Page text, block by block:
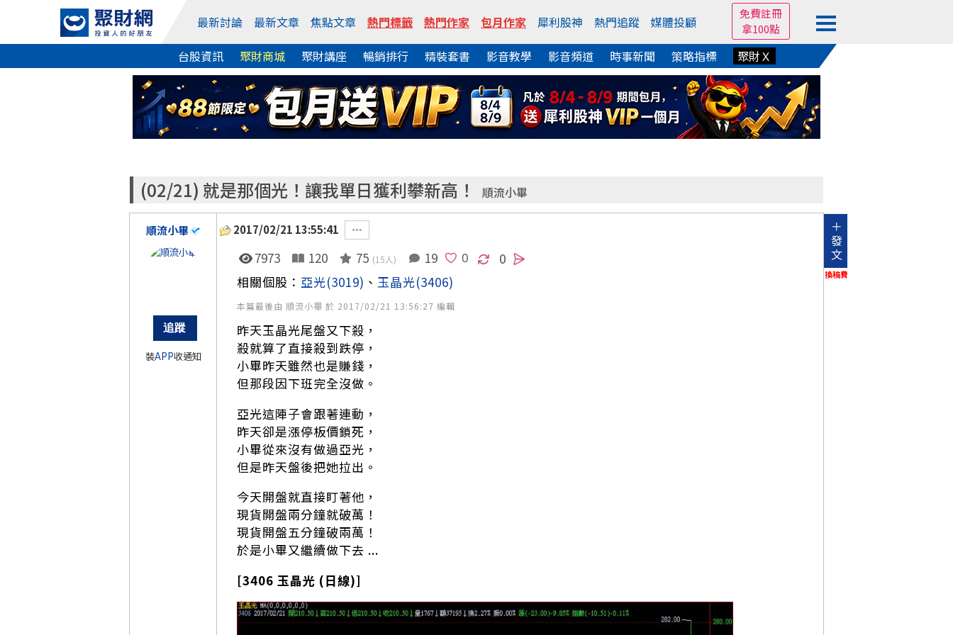
最新討論 最新文章 焦點文章 熱門標籤 熱門作家 包月作家 犀利股神 熱門追蹤 媒體投顧
免費註冊
拿100點
台股資訊 聚財商城 聚財講座 暢銷排行 精裝套書 影音教學 影音頻道 時事新聞 策略指標 聚財Ｘ
(02/21) 就是那個光！讓我單日獲利攀新高！ 順流小畢
順流小畢
裝APP收通知
2017/02/21 13:55:41
＋
發
文
換稿費
7973 120 75 (15人) 19 0
相關個股： 亞光(3019) 、 玉晶光(3406)
本篇最後由 順流小畢 於 2017/02/21 13:56:27 編輯
昨天玉晶光尾盤又下殺，
殺就算了直接殺到跌停，
小畢昨天雖然也是賺錢，
但那段因下班完全沒做。
亞光這陣子會跟著連動，
昨天卻是漲停板價鎖死，
小畢從來沒有做過亞光，
但是昨天盤後把她拉出。
今天開盤就直接盯著他，
現貨開盤兩分鐘就破萬！
現貨開盤五分鐘破兩萬！
於是小畢又繼續做下去 ...
[3406 玉晶光 (日線)]